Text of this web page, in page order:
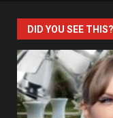
DID YOU SEE THIS?